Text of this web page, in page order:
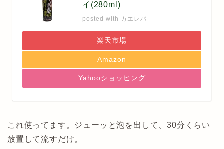
イ(280ml)
posted with カエレバ
楽天市場
Amazon
Yahooショッピング
これ使ってます。ジューッと泡を出して、30分くらい
放置して流すだけ。